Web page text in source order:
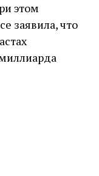
этом
заявила, что